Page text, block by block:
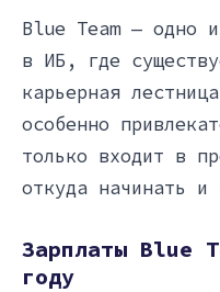
Blue Team — одно
в ИБ, где
карьерная
особенно
только входит в
откуда начинать и
Зарплаты Blue
году